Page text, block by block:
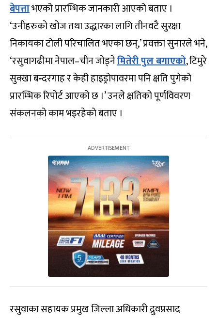
बेपत्ताभएको प्रारम्भिक जानकारी आएको बताए ।
‘उनीहरुको खोज तथा उद्धारका लागि तीनवटै सुरक्षा
निकायका टोली परिचालित भएका छन्,’ प्रवक्ता सुनारले भने,
‘रसुवागढीमा नेपाल–चीन जोड्नेमितेरी पुल बगाएको, टिमुरे
सुक्खा बन्दरगाह र केही हाइड्रोपावरमा पनि क्षति पुगेको
प्रारम्भिक रिपोर्ट आएको छ ।’ उनले क्षतिको पूर्णविवरण
संकलनको काम भइरहेको बताए ।
रसुवाका सहायक प्रमुख जिल्ला अधिकारी द्रुवप्रसाद